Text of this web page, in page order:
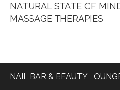
NATURAL STATE OF
MASSAGE THERAPIES
NAIL BAR & BEAUTY